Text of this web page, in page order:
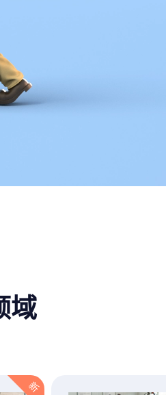
域
新